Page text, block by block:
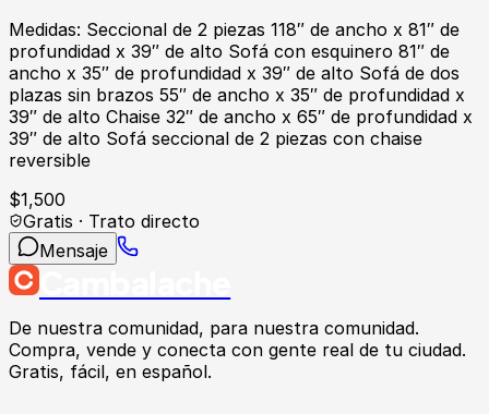
Medidas: Seccional de 2 piezas 118″ de ancho x 81″ de
profundidad x 39″ de alto Sofá con esquinero 81″ de
ancho x 35″ de profundidad x 39″ de alto Sofá de dos
plazas sin brazos 55″ de ancho x 35″ de profundidad x
39″ de alto Chaise 32″ de ancho x 65″ de profundidad x
39″ de alto Sofá seccional de 2 piezas con chaise
reversible
$1,500
Gratis · Trato directo
Mensaje
De nuestra comunidad, para nuestra comunidad.
Compra, vende y conecta con gente real de tu ciudad.
Gratis, fácil, en español.